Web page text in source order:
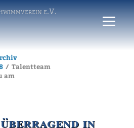
e.V.
Talentteam
am
in